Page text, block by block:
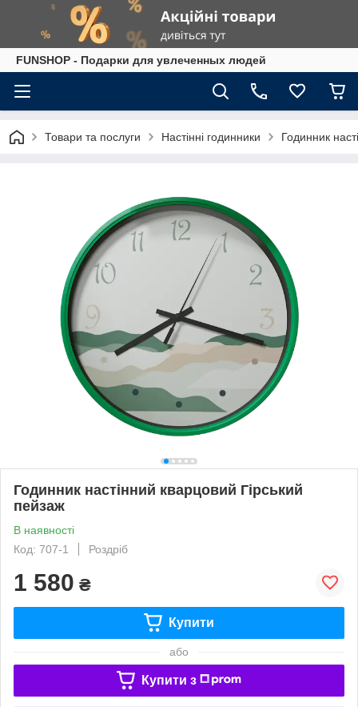
FUNSHOP - Подарки для увлеченных людей
Товари та послуги Настінні годинники Годинник
Годинник настінний кварцовий Гірський
пейзаж
В наявності
Код: 707-1
Роздріб
1 580 ₴
Купити
або
Купити з